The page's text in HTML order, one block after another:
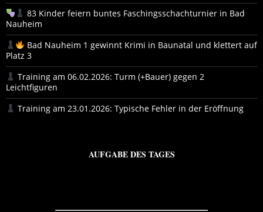
83 Kinder feiern buntes Faschingsschachturnier in Bad
Nauheim
Bad Nauheim 1 gewinnt Krimi in Baunatal und klettert auf
Platz 3
Training am 06.02.2026: Turm (+Bauer) gegen 2
Leichtfiguren
Training am 23.01.2026: Typische Fehler in der Eröffnung
AUFGABE DES TAGES